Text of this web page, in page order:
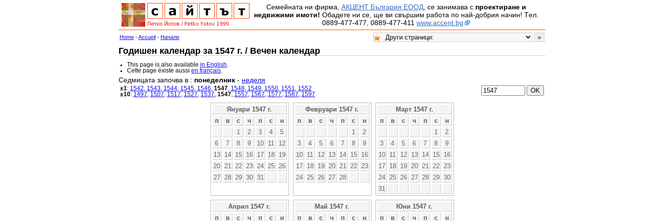
Семейната ни фирма, АКЦЕНТ България ЕООД, се занимава с проектиране и
недвижими имоти! Обадете ни се, ще ви свършим работа по най-добрия начин! Tел.
0889-477-477, 0889-477-411 www.accent.bg
Home -Accueil - Начало
Годишен календар за 1547 г. / Вечен календар
This page is also availablein English
Cette page éxiste aussien français
Седмицата започва в : понеделник - неделя
±1: 1542 1543 1544 1545 1546 1547 1548 1549 1550 1551
1552
±10: 1497 1507 1517 1527 1537 1547 1557 1567 1577 1587 1597
Януари 1547 г.
п
в с ч п с
н
1
2 3 4
5
6
7 8 9 10 11
12
13
14 15 16 17 18
19
20
21 22 23 24 25
26
27
28 29 30 31
Февруари 1547 г.
п
в с ч п с
н
1
2
3
4 5 6 7 8
9
10
11 12 13 14 15
16
17
18 19 20 21 22
23
24
25 26 27 28
Март 1547 г.
п
в с ч п с
н
1
2
3
4 5 6 7 8
9
10
11 12 13 14 15
16
17
18 19 20 21 22
23
24
25 26 27 28 29 30
31
Април 1547 г.
п
в с ч п с
н
Май 1547 г.
п
в с ч п с
н
Юни 1547 г.
п
в с ч п с
н